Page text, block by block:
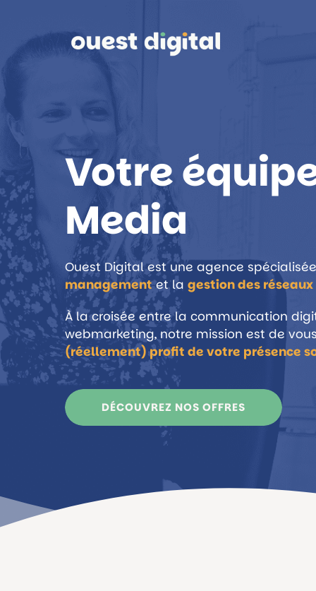
Votre
Media
Ouest Digital est une agence
managementet la gestion des
À la croisée entre la communication
webmarketing, notre mission est de
(réellement) profit de votre présence
DÉCOUVREZ NOS OFFRES